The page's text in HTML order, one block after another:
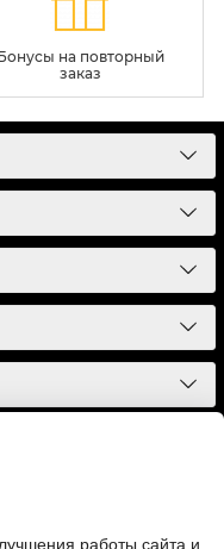
на повторный
заказ
в Екатеринбурге
сайтов |
работы сайта и